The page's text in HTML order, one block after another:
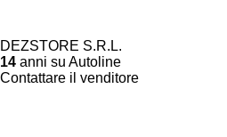
DEZSTORE S.R.L.
14 anni su Autoline
Contattare il venditore